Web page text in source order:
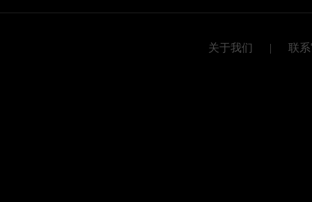
关于我们 | 联